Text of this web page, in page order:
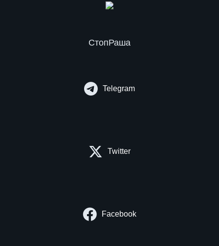
СтопРаша
Telegram
Twitter
Facebook